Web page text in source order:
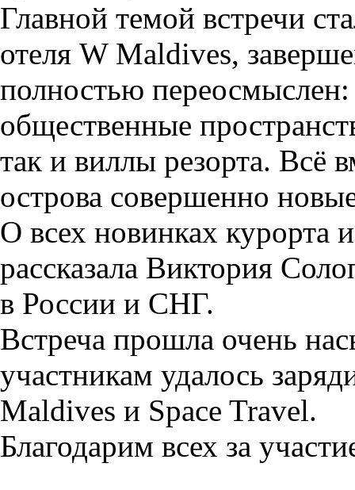
Главной темой встречи
отеля W Maldives,
полностью переосмыслен:
общественные
так и виллы резорта. Всё
острова совершенно
О всех новинках курорта
рассказала Виктория
в России и СНГ.
Встреча прошла очень
участникам удалось
Maldives и Space Travel.
Благодарим всех за